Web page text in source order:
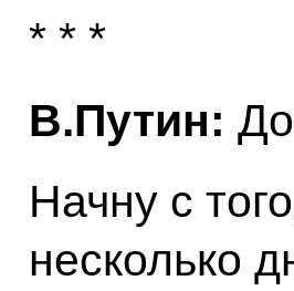
* * *
В.Путин:
Начну с
несколько